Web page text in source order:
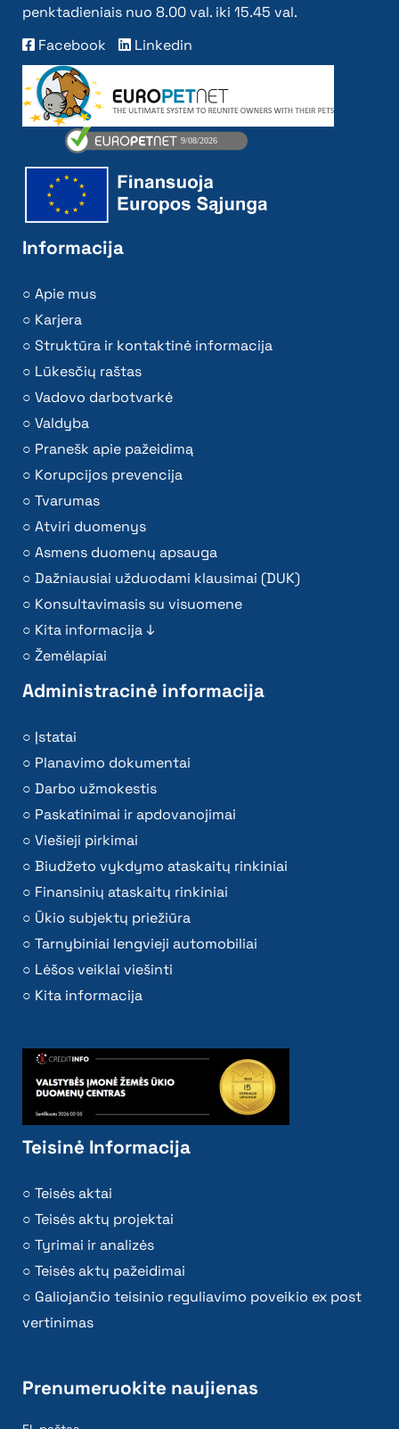
penktadieniais nuo 8.00 val. iki 15.45 val.
Facebook
Linkedin
Informacija
Apie mus
Karjera
Struktūra ir kontaktinė informacija
Lūkesčių raštas
Vadovo darbotvarkė
Valdyba
Pranešk apie pažeidimą
Korupcijos prevencija
Tvarumas
Atviri duomenys
Asmens duomenų apsauga
Dažniausiai užduodami klausimai (DUK)
Konsultavimasis su visuomene
Kita informacija ↓
Žemėlapiai
Administracinė informacija
Įstatai
Planavimo dokumentai
Darbo užmokestis
Paskatinimai ir apdovanojimai
Viešieji pirkimai
Biudžeto vykdymo ataskaitų rinkiniai
Finansinių ataskaitų rinkiniai
Ūkio subjektų priežiūra
Tarnybiniai lengvieji automobiliai
Lėšos veiklai viešinti
Kita informacija
Teisinė Informacija
Teisės aktai
Teisės aktų projektai
Tyrimai ir analizės
Teisės aktų pažeidimai
Galiojančio teisinio reguliavimo poveikio ex post
vertinimas
Prenumeruokite naujienas